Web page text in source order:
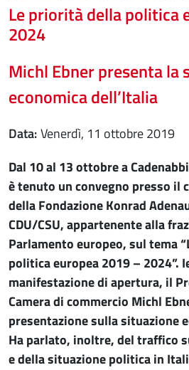
Le priorità della politica
2024
Michl Ebner presenta la
economica dell’Italia
Data
venerdì, 11 ottobre 2019
Dal 10 al 13 ottobre a
è tenuto un convegno presso il
della Fondazione Konrad
CDU/CSU, appartenente alla
Parlamento europeo, sul tema
politica europea 2019 – 2024”.
manifestazione di apertura, il
Camera di commercio Michl
presentazione sulla situazione
Ha parlato, inoltre, del traffico
e della situazione politica in